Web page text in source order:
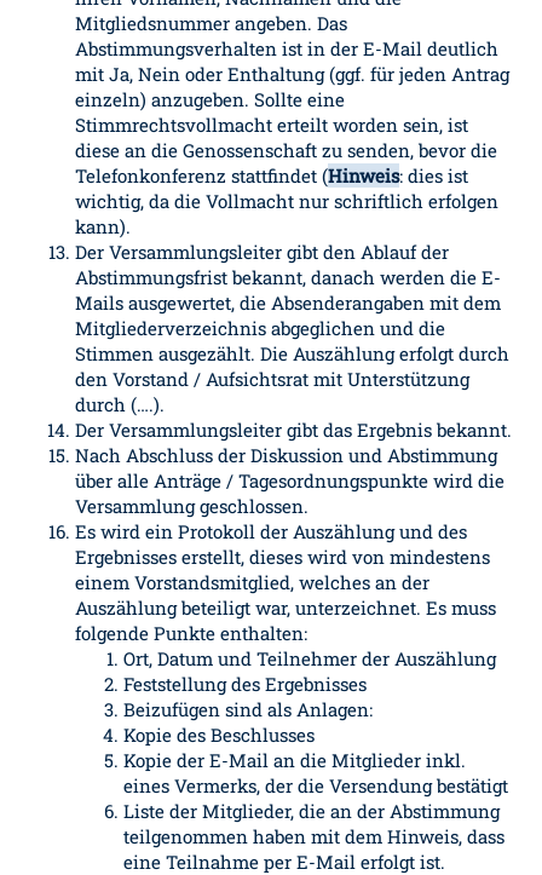
Mitgliedsnummer angeben. Das
Abstimmungsverhalten ist in der E-Mail deutlich
mit Ja, Nein oder Enthaltung (ggf. für jeden Antrag
einzeln) anzugeben. Sollte eine
Stimmrechtsvollmacht erteilt worden sein, ist
diese an die Genossenschaft zu senden, bevor die
Telefonkonferenz stattfindet (Hinweis: dies ist
wichtig, da die Vollmacht nur schriftlich erfolgen
kann).
Der Versammlungsleiter gibt den Ablauf der
Abstimmungsfrist bekannt, danach werden die E-
Mails ausgewertet, die Absenderangaben mit dem
Mitgliederverzeichnis abgeglichen und die
Stimmen ausgezählt. Die Auszählung erfolgt durch
den Vorstand / Aufsichtsrat mit Unterstützung
durch (….).
Der Versammlungsleiter gibt das Ergebnis bekannt.
Nach Abschluss der Diskussion und Abstimmung
über alle Anträge / Tagesordnungspunkte wird die
Versammlung geschlossen.
Es wird ein Protokoll der Auszählung und des
Ergebnisses erstellt, dieses wird von mindestens
einem Vorstandsmitglied, welches an der
Auszählung beteiligt war, unterzeichnet. Es muss
folgende Punkte enthalten:
Ort, Datum und Teilnehmer der Auszählung
Feststellung des Ergebnisses
Beizufügen sind als Anlagen:
Kopie des Beschlusses
Kopie der E-Mail an die Mitglieder inkl.
eines Vermerks, der die Versendung bestätigt
Liste der Mitglieder, die an der Abstimmung
teilgenommen haben mit dem Hinweis, dass
eine Teilnahme per E-Mail erfolgt ist.